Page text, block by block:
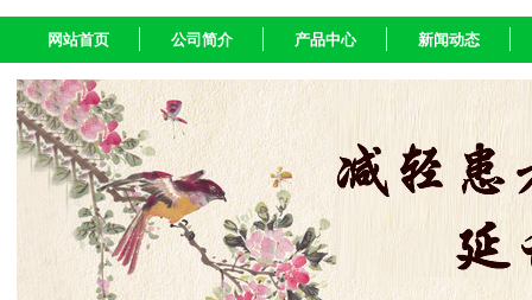
网站首页 公司简介 产品中心 新闻动态